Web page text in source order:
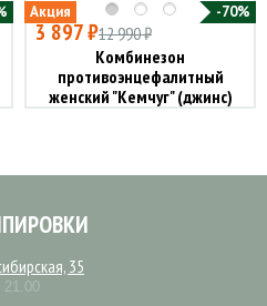
Акция -70%
3 897 ₽12 990 ₽
Комбинезон
противоэнцефалитный
женский "Кемчуг" (джинс)
35